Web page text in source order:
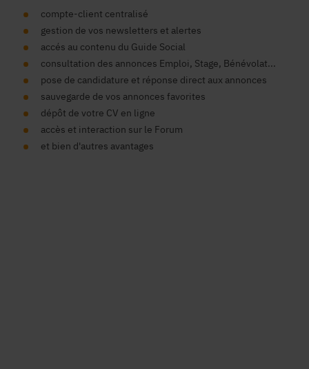
compte-client centralisé
gestion de vos newsletters et alertes
accés au contenu du Guide Social
consultation des annonces Emploi, Stage, Bénévolat...
pose de candidature et réponse direct aux annonces
sauvegarde de vos annonces favorites
dépôt de votre CV en ligne
accès et interaction sur le Forum
et bien d'autres avantages